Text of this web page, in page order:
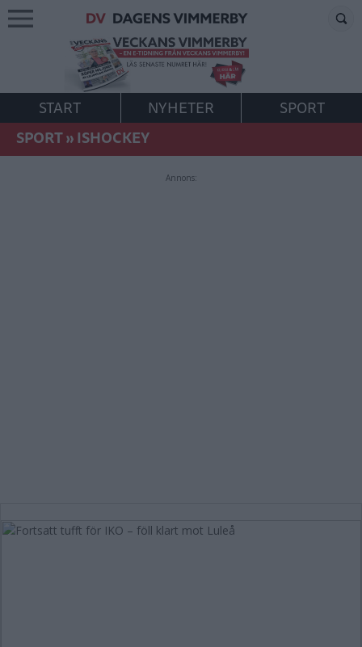
START NYHETER
SPORT
SPORT»ISHOCKEY
Annons: